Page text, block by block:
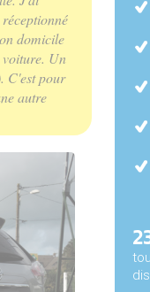
domicile
voiture. Un
C'est pour
autre